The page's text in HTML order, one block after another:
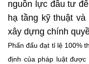
Cơ quan chủ quản: Bộ
Chịu trách nhiệm nội
Giám đốc Trung tâm
Liên hệ
nguồn lực đầu tư
hạ tầng kỹ thuật
xây dựng chính
Phấn đấu đạt tỉ lệ 100%
định của pháp luật